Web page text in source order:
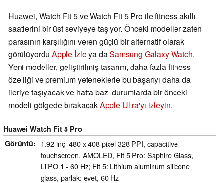
Huawei, Watch Fit 5 ve Watch Fit 5 Pro ile fitness akıllı
saatlerini bir üst seviyeye taşıyor. Önceki modeller zaten
parasının karşılığını veren güçlü bir alternatif olarak
görülüyordu Apple İzleya daSamsung Galaxy Watch.
Yeni modeller, geliştirilmiş tasarım, daha fazla fitness
özelliği ve premium yeteneklerle bu başarıyı daha da
ileriye taşıyacak ve hatta bazı durumlarda bir önceki
modeli gölgede bırakacakApple Ultra'yı izleyin.
Huawei Watch Fit 5 Pro
Görüntü
1.92 inç, 480 x 408 pixel 328 PPI, capacitive
touchscreen, AMOLED, Fit 5 Pro: Saphire Glass,
LTPO 1 - 60 Hz; Fit 5: Lithium aluminum silicone
glass, parlak: evet, 60 Hz